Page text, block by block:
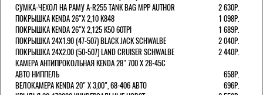
CУМКА-ЧЕХОЛ НА РАМУ A-R255 TANK BAG MPP AUTHOR
2 630Р.
ПОКРЫШКА KENDA 26"Х 2,10 K848
1 098Р.
ПОКРЫШКА KENDA 26"Х 2,125 K50 60TPI
1 689Р.
ПОКРЫШКА 24X1.90 (47-507) BLACK JACK SCHWALBE
2 040Р.
ПОКРЫШКА 24X2.00 (50-507) LAND CRUISER SCHWALBE
2 440Р.
КАМЕРА АНТИПРОКОЛЬНАЯ KENDA 28" 700 Х 28-45C
АВТО НИППЕЛЬ
658Р.
ВЕЛОКАМЕРА KENDA 20" Х 3,00", 68-406 АВТО
696Р.